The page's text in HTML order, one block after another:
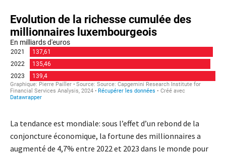
La tendance est mondiale: sous l’effet d’un rebond de la
conjoncture économique, la fortune des millionnaires a
augmenté de 4,7% entre 2022 et 2023 dans le monde pour